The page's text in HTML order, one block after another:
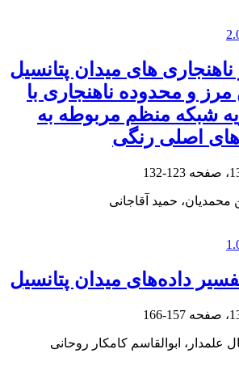
های میدان پتانسیل
مرز و محدوده ناهنجاری با
شبکه منظم مربوطه به
اصلی رنگی
123-132
محمدیان، حمید آقاجانی
داده‌‌های میدان پتانسیل
157-166
علمدار، ابوالقاسم کامکار روحانی